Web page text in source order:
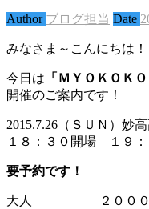
Author ブログ担当 Date
みなさま～こんにちは！
今日は 「ＭＹＯＫＯＫ
開催のご案内です！
2015.7.26（ＳＵＮ）妙
１８：３０開場 １９
要予約です！
大人 ２０００